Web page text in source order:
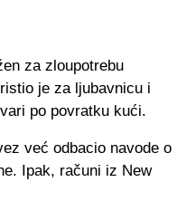
za zloupotrebu
je za ljubavnicu i
po povratku kući.
već odbacio navode o
Ipak, računi iz New